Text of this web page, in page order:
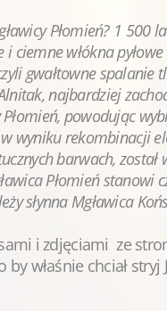
Płomień? 1
ciemne włókna
gwałtowne spalanie
najbardziej
powodując
wyniku rekombinacji
barwach, został
Płomień stanowi
słynna Mgławica
i zdjęciami ze
by właśnie chciał stryj